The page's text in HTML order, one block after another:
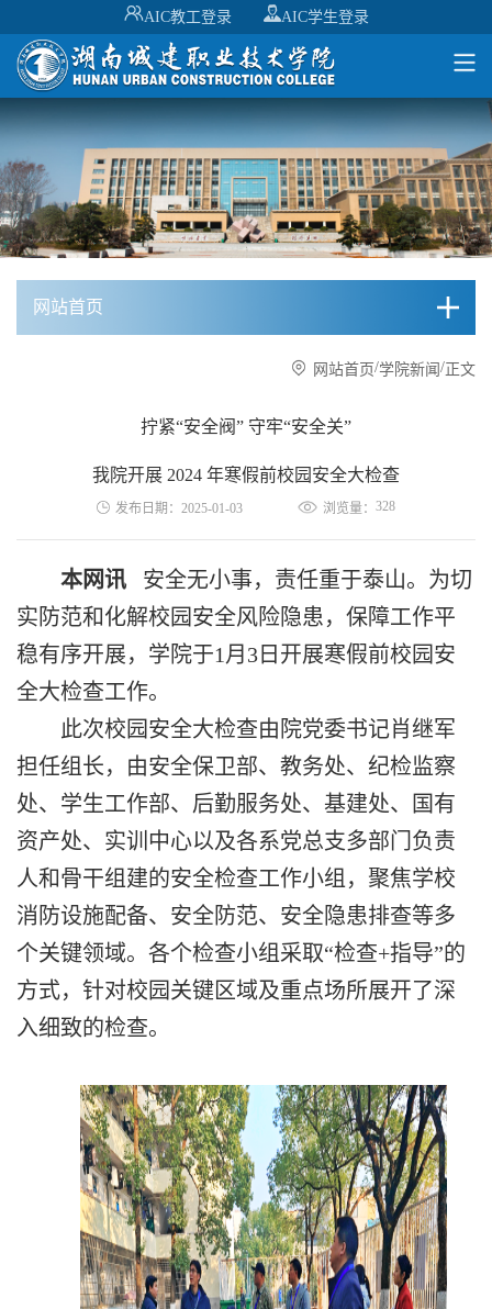
AIC教工登录 AIC学生登录
网站首页
网站首页/学院新闻 /正文
拧紧“安全阀” 守牢“安全关”
我院开展 2024 年寒假前校园安全大检查
发布日期：2025-01-03 浏览量： 328
本网讯 安全无小事，责任重于泰山。 为切
实防范和化解校园安全风险隐患，保障工作平
稳有序开展，学院于1月3日开展寒假前校园安
全大检查工作。
此次校园安全大检查由院党委书记肖继军
担任组长， 由安全保卫部、教务处、纪检监察
处、学生工作部、后勤服务处、基建处、国有
资产处、实训中心以及各系党总支多部门负责
人和骨干组建的安全检查工作小组 ， 聚焦学校
消防设施配备、 安全防范、安全隐患排查等多
个关键领域。 各个检查小组采取“检查+指导”的
方式，针对校园关键区域及重点场所展开了深
入细致的检查。